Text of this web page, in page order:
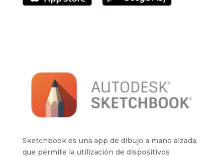
Sketchbook es una app de dibujo a mano alzada,
que permite la utilización de dispositivos